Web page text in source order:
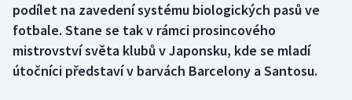
Box
Curling
podílet na zavedení systému biologických pasů ve
fotbale. Stane se tak v rámci prosincového
mistrovství světa klubů v Japonsku, kde se mladí
útočníci představí v barvách Barcelony a Santosu.